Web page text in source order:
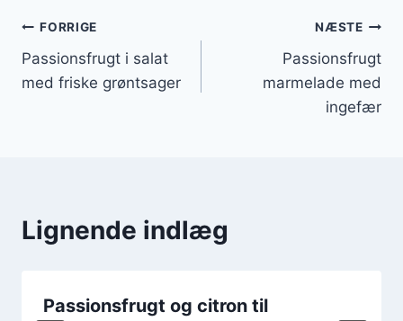
Indlægsnavigation
FORRIGE
Passionsfrugt i salat
med friske grøntsager
NÆSTE
Passionsfrugt
marmelade med
ingefær
Lignende indlæg
Passionsfrugt og citron til